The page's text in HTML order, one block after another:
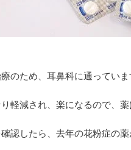
のため、耳鼻科に通っていま
軽減され、楽になるので、薬
認したら、去年の花粉症の薬